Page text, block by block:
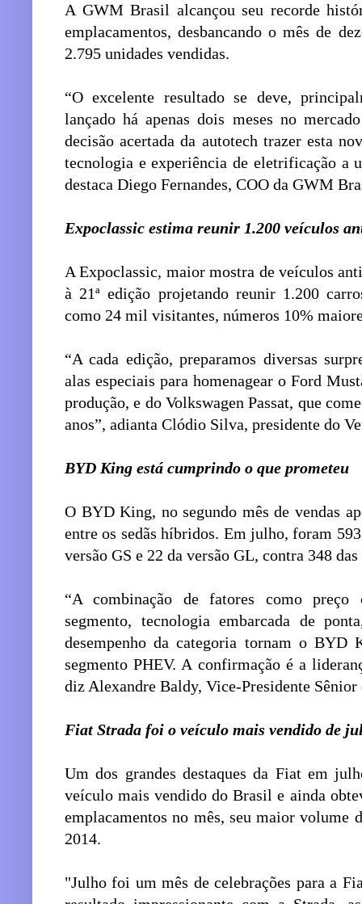
A GWM Brasil alcançou seu recorde
emplacamentos, desbancando o mês de
2.795 unidades vendidas.
“O excelente resultado se deve,
lançado há apenas dois meses no
decisão acertada da autotech trazer esta
tecnologia e experiência de eletrificação a
destaca Diego Fernandes, COO da GWM
Expoclassic estima reunir 1.200 veículos
A Expoclassic, maior mostra de veículos
à 21ª edição projetando reunir 1.200
como 24 mil visitantes, números 10%
“A cada edição, preparamos diversas
alas especiais para homenagear o Ford
produção, e do Volkswagen Passat, que
anos”, adianta Clódio Silva, presidente do
BYD King está cumprindo o que prometeu
O BYD King, no segundo mês de vendas
entre os sedãs híbridos. Em julho, foram
versão GS e 22 da versão GL, contra 348
“A combinação de fatores como
segmento, tecnologia embarcada de
desempenho da categoria tornam o BYD
segmento PHEV. A confirmação é a
diz Alexandre Baldy, Vice-Presidente
Fiat Strada foi o veículo mais vendido de
Um dos grandes destaques da Fiat em
veículo mais vendido do Brasil e ainda
emplacamentos no mês, seu maior volume
2014.
"Julho foi um mês de celebrações para a